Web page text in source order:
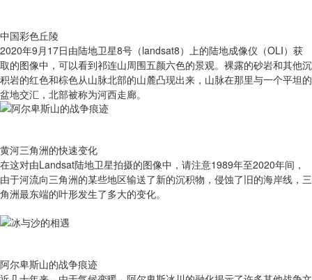
中国彩色丘陵
2020年9月17日由陆地卫星8号（landsat8）上的陆地成像仪（OLI）获
取的图像中，可以看到祁连山周围五颜六色的景观。裸露的砂岩和其他沉
积岩的红色和棕色从山脉北部的山麓凸现出来，山脉在那里与一个平坦的
盆地交汇，北部被称为河西走廊。
黄河三角洲的快速变化
在这对由Landsat陆地卫星拍摄的图像中，请注意1989年至2020年间，
由于河流向三角洲的某些地区输送了新的沉积物，侵蚀了旧的海岸线，三
角洲最东端的叶形发生了多大的变化。
阿尔卑斯山的战争痕迹